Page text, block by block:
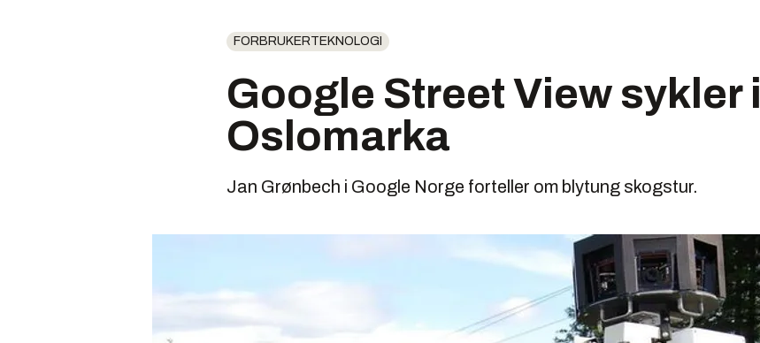
FORBRUKERTEKNOLOGI
Google Street View sykler i
Oslomarka
Jan Grønbech i Google Norge forteller om blytung skogstur.